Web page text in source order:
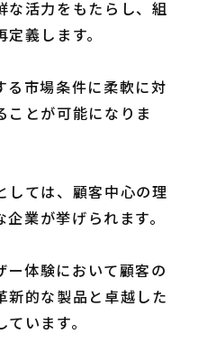
な活力をもたらし、組
義します。
る市場条件に柔軟に対
ことが可能になりま
しては、顧客中心の理
業が挙げられます。
体験において顧客の
新的な製品と卓越した
います。